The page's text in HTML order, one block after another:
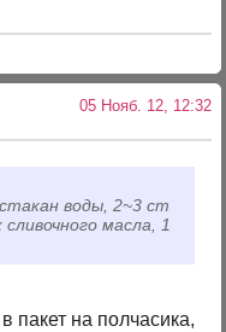
05 Нояб. 12, 12:32
воды, 2~3 ст
масла, 1
пакет на полчасика,